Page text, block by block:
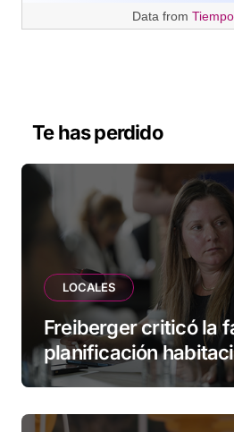
Data from
Te has perdido
LOCALES
Freiberger criticó la
planificación
Municipio: “Vuoto